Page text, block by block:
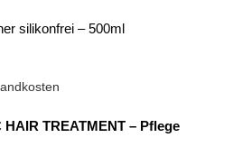
silikonfrei – 500ml
TREATMENT – Pflege